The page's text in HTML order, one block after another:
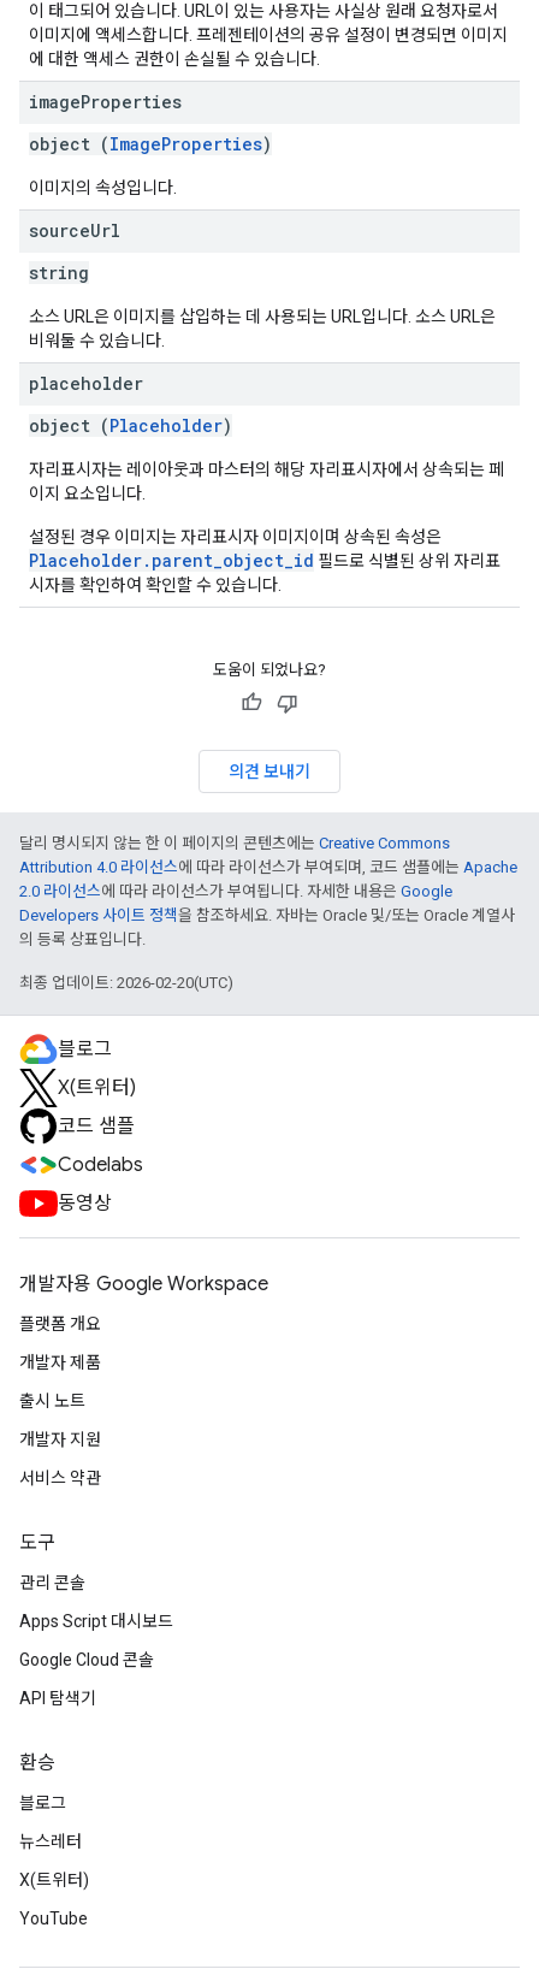
이 태그되어 있습니다. URL이 있는 사용자는 사실상 원래 요청자로서
이미지에 액세스합니다. 프레젠테이션의 공유 설정이 변경되면 이미지
에 대한 액세스 권한이 손실될 수 있습니다.
imageProperties
object (ImageProperties)
이미지의 속성입니다.
sourceUrl
string
소스 URL은 이미지를 삽입하는 데 사용되는 URL입니다. 소스 URL은
비워둘 수 있습니다.
placeholder
object (Placeholder)
자리표시자는 레이아웃과 마스터의 해당 자리표시자에서 상속되는 페
이지 요소입니다.
설정된 경우 이미지는 자리표시자 이미지이며 상속된 속성은
Placeholder.parent_object_id 필드로 식별된 상위 자리표
시자를 확인하여 확인할 수 있습니다.
도움이 되었나요?
의견 보내기
달리 명시되지 않는 한 이 페이지의 콘텐츠에는 Creative Commons
Attribution 4.0 라이선스에 따라 라이선스가 부여되며, 코드 샘플에는 Apache
2.0 라이선스에 따라 라이선스가 부여됩니다. 자세한 내용은 Google
Developers 사이트 정책을 참조하세요. 자바는 Oracle 및/또는 Oracle 계열사
의 등록 상표입니다.
최종 업데이트: 2026-02-20(UTC)
블로그
X(트위터)
코드 샘플
Codelabs
동영상
개발자용 Google Workspace
플랫폼 개요
개발자 제품
출시 노트
개발자 지원
서비스 약관
도구
관리 콘솔
Apps Script 대시보드
Google Cloud 콘솔
API 탐색기
환승
블로그
뉴스레터
X(트위터)
YouTube